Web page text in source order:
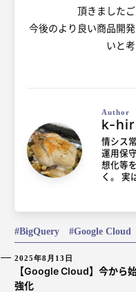
頂きました
今後のより良い商品開
いと
Author
k-
情シス
運用保
想化等
く。 実
BigQuery Google Cloud
2025年8月13日
【Google Cloud】今から
強化